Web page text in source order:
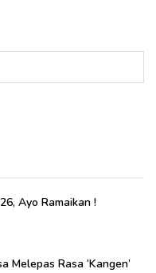
Ayo Ramaikan !
Melepas Rasa ‘Kangen’